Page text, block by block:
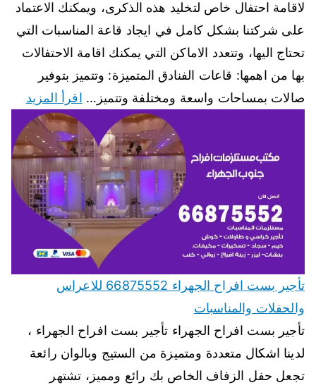
لاقامة احتفال خاص لتخليد هذه الذكرى، ويمكنك الاعتماد
على شركتنا بشكل كامل في ايجاد قاعة المناسبات التي
تحتاج اليها، وتتعدد الاماكن التي يمكنك اقامة الاحتفالات
بها من اهمها: قاعات الفنادق المتميزة: وتتميز بتوفير
صالات بمساحات واسعة ومختلفة وتتميز… اقرأ المزيد
تأجير بست افراح الجهراء 66875552 للاعراس
والحفلات والمناسبات
تأجير بست افراح الجهراء تأجير بست افراح الجهراء ،
لدينا اشكال متعددة ومتميزة من الستيج وبالوان رائعة
تجعل حفل الزفاف الخاص بك رائع ومميز، تشتهر